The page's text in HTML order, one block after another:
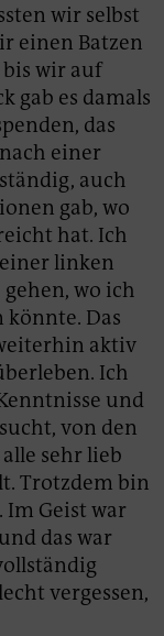
wir selbst
einen Batzen
wir auf
gab es damals
das
einer
auch
gab, wo
hat. Ich
linken
wo ich
Das
aktiv
Ich
und
von den
sehr lieb
Trotzdem bin
Geist war
das war
vergessen,